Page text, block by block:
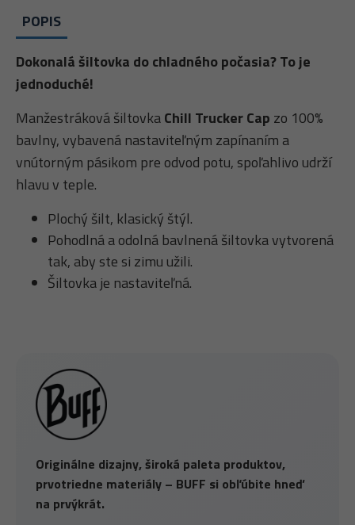
Originálne dizajny, široká paleta produktov,
prvotriedne materiály – BUFF si obľúbite hneď
na prvýkrát.
POPIS
Dokonalá šiltovka do chladného počasia? To je
jednoduché!
Manžestráková šiltovkaChill Trucker Cap zo 100%
bavlny, vybavená nastaviteľným zapínaním a
vnútorným pásikom pre odvod potu, spoľahlivo udrží
hlavu v teple.
Plochý šilt, klasický štýl.
Pohodlná a odolná bavlnená šiltovka vytvorená
tak, aby ste si zimu užili.
Šiltovka je nastaviteľná.